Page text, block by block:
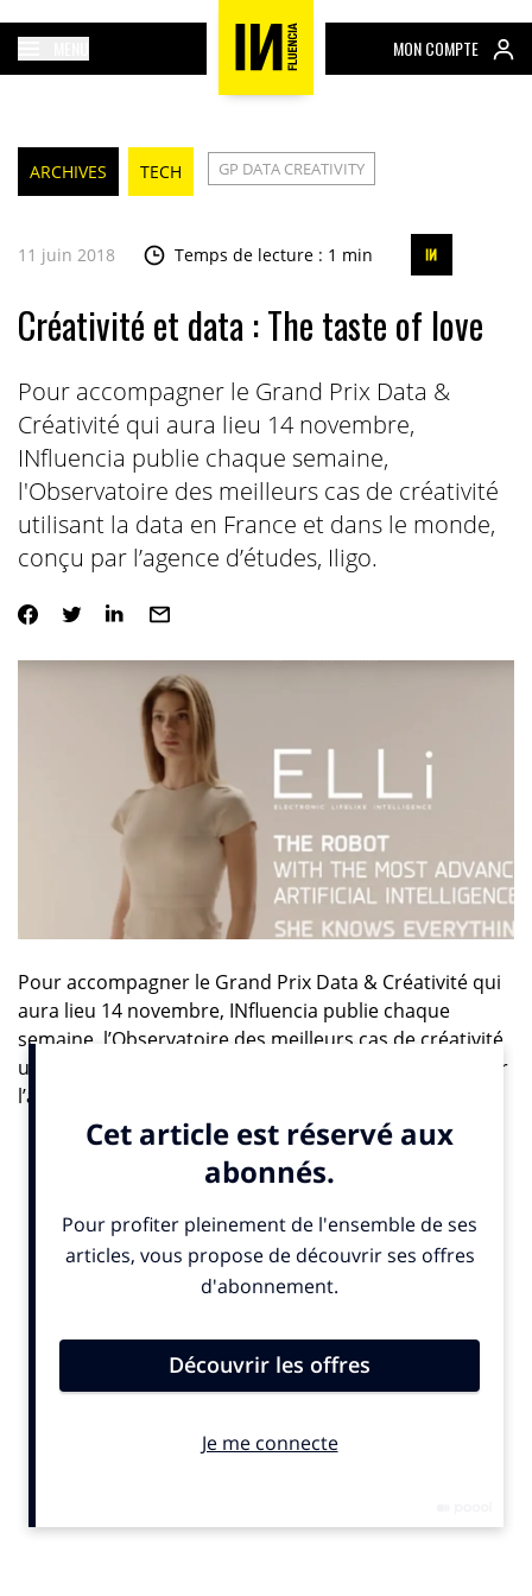
MON COMPTE
ARCHIVES TECH GP DATA CREATIVITY
11 juin 2018 Temps de lecture : 1 min
Créativité et data : The taste of love
Pour accompagner le Grand Prix Data &
Créativité qui aura lieu 14 novembre,
INfluencia publie chaque semaine,
l'Observatoire des meilleurs cas de créativité
utilisant la data en France et dans le monde,
conçu par l’agence d’études, Iligo.
Pour accompagner le Grand Prix Data & Créativité qui
aura lieu 14 novembre, INfluencia publie chaque
semaine, l’Observatoire des meilleurs cas de créativité
utilisant la data en France et dans le monde, conçu par
l’agence d’études, Iligo.
« De plus en plus, la technologie rejoint le territoire de
la communication. Une multitude d’initiatives sont
data et l’univers de la communication. Nous avons fait
le choix de créer cet observatoire afin d’observer, de
comprendre et d’analyser comment les marques, les
donnée au service de la créativité, de l’efficacité et de
l’expérience clients », explique Olivier Goulet, Président
fondateur d’Iligo. Et il poursuit : « il s’agit d’un
chaque semaine par nos consultants ».
cet Observatoire est adossé, a eu lieu à l’automne